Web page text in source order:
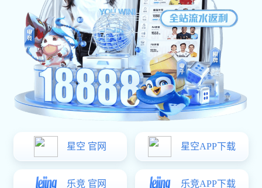
产品中心
星空真人/产品中心/精密电子电器零部件